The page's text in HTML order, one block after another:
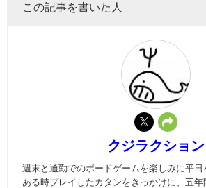
この記事を書いた人
クジラクション
週末と通勤でのボードゲームを楽しみに平日
ある時プレイしたカタンをきっかけに、五